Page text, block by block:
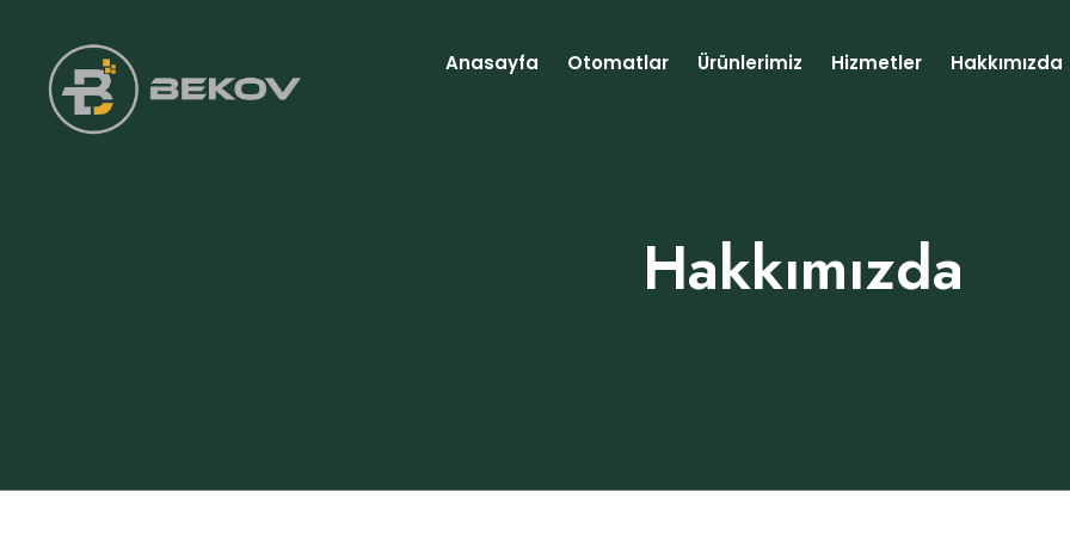
Anasayfa Otomatlar Ürünlerimiz Hizmetler Hakkımızda
Hakkımızda